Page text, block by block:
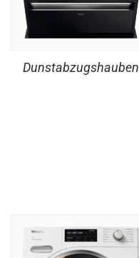
Dunstabzugshauben